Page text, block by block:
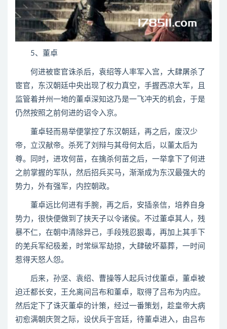
5、董卓
何进被宦官诛杀后，袁绍等人率军入宫，大肆屠杀了
宦官，东汉朝廷中央出现了权力真空，手握西凉大军，且
监管着并州一地的董卓深知这乃是一飞冲天的机会，于是
仍然按照之前何进的诏令入京。
董卓轻而易举便掌控了东汉朝廷，再之后，废汉少
帝，立汉献帝。杀死了刘辩与其母何太后，以董太后为
尊。同时，进攻何苗，在擒杀何苗之后，一举拿下了何进
之前掌握的军队，然后招兵买马，渐渐成为东汉最强大的
势力，外有强军，内控朝政。
董卓远比何进有手腕，再之后，安插亲信，培养自身
势力，很快便做到了挟天子以令诸侯。不过董卓其人，残
暴不仁，在朝中清除异己，手段残忍狠毒，再加上其手下
的羌兵军纪极差，时常纵军劫掠，大肆破坏墓葬，一时间
惹得天怒人怨。
后来，孙坚、袁绍、曹操等人起兵讨伐董卓，董卓被
迫迁都长安，王允离间吕布和董卓，取得了吕布为内应。
然后定下了诛灭董卓的计策，经过一番策划，趁皇帝大病
初愈满朝庆贺之际，设伏兵于宫廷，待董卓进入，由吕布